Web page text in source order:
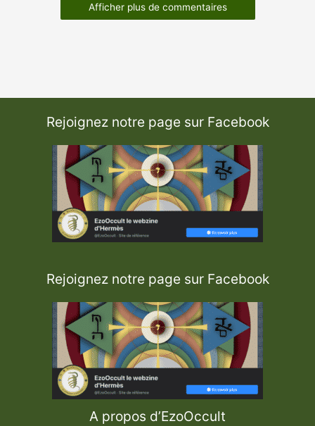
Afficher plus de commentaires
Rejoignez notre page sur Facebook
Rejoignez notre page sur Facebook
A propos d’EzoOccult